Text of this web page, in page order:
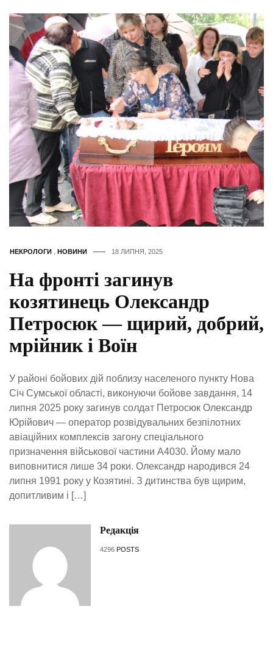
НЕКРОЛОГИ НОВИНИ 18 ЛИПНЯ, 2025
На фронті загинув
козятинець Олександр
Петросюк — щирий, добрий,
мрійник і Воїн
У районі бойових дій поблизу населеного пункту Нова
Січ Сумської області, виконуючи бойове завдання, 14
липня 2025 року загинув солдат Петросюк Олександр
Юрійович — оператор розвідувальних безпілотних
авіаційних комплексів загону спеціального
призначення військової частини А4030. Йому мало
виповнитися лише 34 роки. Олександр народився 24
липня 1991 року у Козятині. З дитинства був щирим,
допитливим і […]
Редакція
4296 POSTS